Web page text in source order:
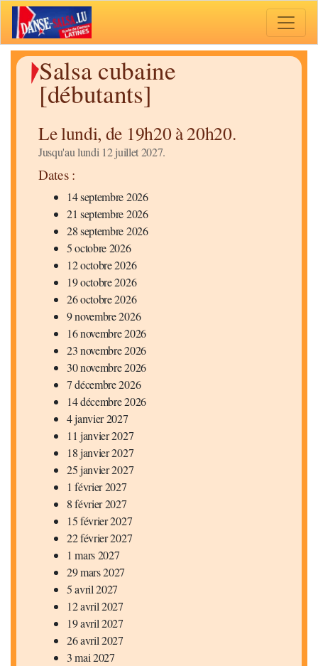
Salsa cubaine
[débutants]
Le lundi, de 19h20 à 20h20.
Jusqu'au lundi 12 juillet 2027.
Dates :
14 septembre 2026
21 septembre 2026
28 septembre 2026
5 octobre 2026
12 octobre 2026
19 octobre 2026
26 octobre 2026
9 novembre 2026
16 novembre 2026
23 novembre 2026
30 novembre 2026
7 décembre 2026
14 décembre 2026
4 janvier 2027
11 janvier 2027
18 janvier 2027
25 janvier 2027
1 février 2027
8 février 2027
15 février 2027
22 février 2027
1 mars 2027
29 mars 2027
5 avril 2027
12 avril 2027
19 avril 2027
26 avril 2027
3 mai 2027